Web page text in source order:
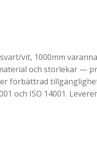
vit, 1000mm
och storlekar —
förbättrad
och ISO 14001.